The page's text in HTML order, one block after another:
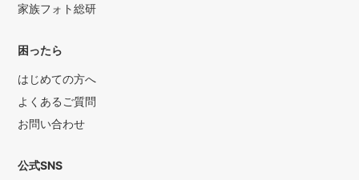
家族フォト総研
困ったら
はじめての方へ
よくあるご質問
お問い合わせ
公式SNS